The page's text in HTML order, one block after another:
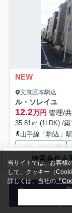
NEW
文京区本駒込
ル・ソレイユ
12.2万円 管理/
35.81㎡ (1LDK) /築
山手線「駒込」
バス・トイレ別
電気有
都市ガス
千駄木小へ通えま
賃貸物件情報をお
検索条件を
電話
当サイトでは、お客様
して、クッキー（
詳しくは、当社の「